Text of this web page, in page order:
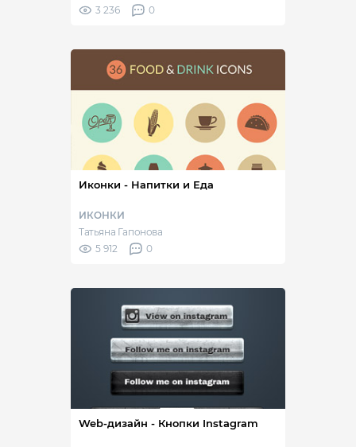
3 236
0
Иконки - Напитки и Еда
ИКОНКИ
Татьяна Гапонова
5 912
0
Web-дизайн - Кнопки Instagram